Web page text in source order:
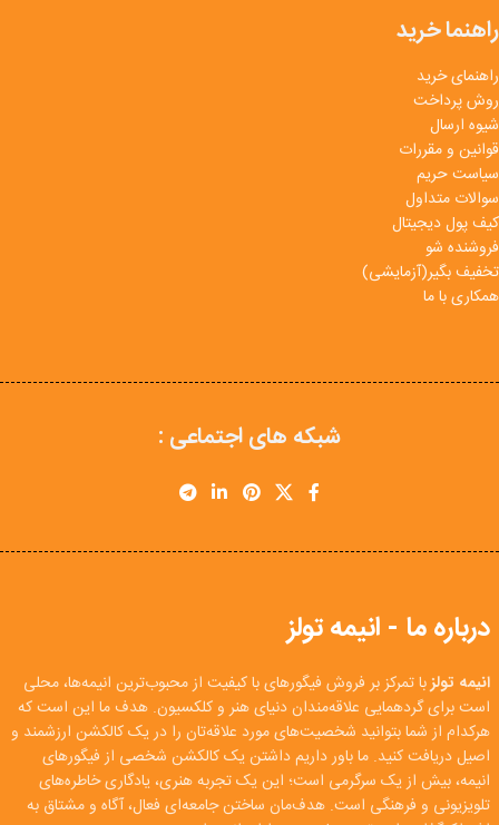
راهنما خرید
راهنمای خرید
روش پرداخت
شیوه ارسال
قوانین و مقررات
سیاست حریم
سوالات متداول
کیف پول دیجیتال
فروشنده شو
تخفیف بگیر(آزمایشی)
همکاری با ما
شبکه های اجتماعی :
درباره ما - انیمه تولز
انیمه تولزبا تمرکز بر فروش فیگورهای با کیفیت از محبوب‌ترین انیمه‌ها، محلی
است برای گردهمایی علاقه‌مندان دنیای هنر و کلکسیون. هدف ما این است که
هرکدام از شما بتوانید شخصیت‌های مورد علاقه‌تان را در یک کالکشن ارزشمند و
اصیل دریافت کنید. ما باور داریم داشتن یک کالکشن شخصی از فیگورهای
انیمه، بیش از یک سرگرمی است؛ این یک تجربه هنری، یادگاری خاطره‌های
تلویزیونی و فرهنگی است. هدف‌مان ساختن جامعه‌ای فعال، آگاه و مشتاق به